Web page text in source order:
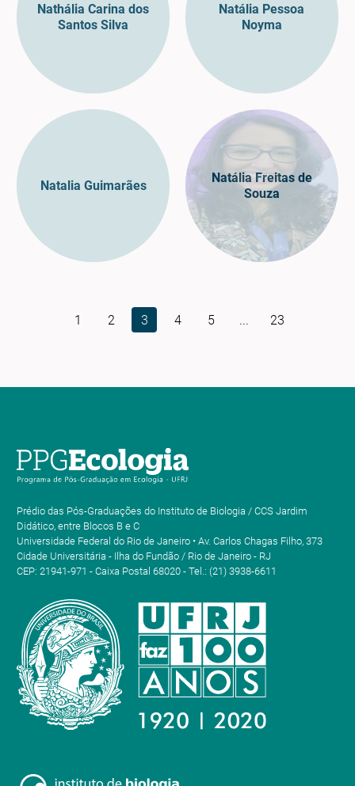
Nathália Carina dos
Santos Silva
Natália Pessoa
Noyma
Natalia Guimarães
Natália Freitas de
Souza
1 2 3 4 5 ... 23
Prédio das Pós-Graduações do Instituto de Biologia / CCS Jardim
Didático, entre Blocos B e C
Universidade Federal do Rio de Janeiro • Av. Carlos Chagas Filho, 373
Cidade Universitária - Ilha do Fundão / Rio de Janeiro - RJ
CEP: 21941-971 - Caixa Postal 68020 - Tel.: (21) 3938-6611